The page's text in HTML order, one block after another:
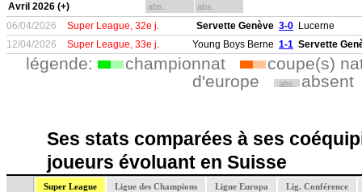
Avril 2026 (+) abs. abs.
06/04/2026 Super League, 32e j. Servette Genève 3-0 Lucerne
12/04/2026
Super League, 33e j. Young Boys Berne 1-1 Servette
légende: championnat
coupe(s)
d'europe
abs. absent
Ses stats comparées à ses
joueurs évoluant en Suisse
Super League Ligue des Champions Ligue Europa Lig. Conférence